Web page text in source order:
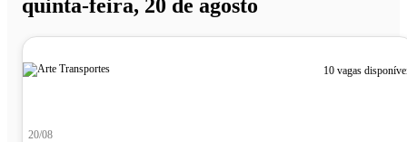
quinta-feira, 20 de agosto
10 vagas
20/08